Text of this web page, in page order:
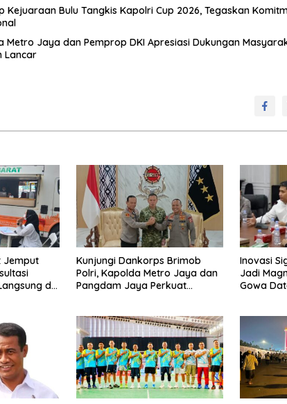
Kejuaraan Bulu Tangkis Kapolri Cup 2026, Tegaskan
Metro Jaya dan Pemprop DKI Apresiasi Dukungan
Lancar
Jemput
di
Kunjungi Dankorps Brimob
Polri, Kapolda Metro Jaya dan
Pangdam Jaya Perkuat
Inovasi
Jadi
Gowa